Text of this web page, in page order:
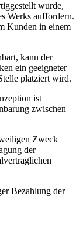
wurde,
Werks auffordern.
Kunden in einem
kann der
ein geeigneter
platziert wird.
ist
zwischen
Zweck
der
Bezahlung der